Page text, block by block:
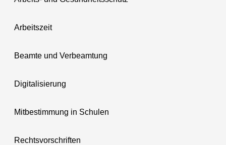
Arbeitszeit
Beamte und Verbeamtung
Digitalisierung
Mitbestimmung in Schulen
Rechtsvorschriften